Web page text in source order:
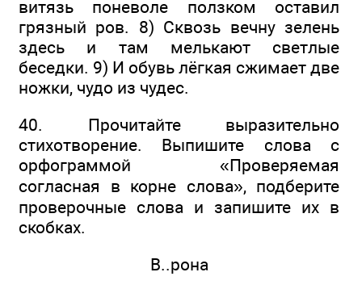
витязь поневоле ползком оставил
грязный ров. 8) Сквозь вечну зелень
здесь и там мелькают светлые
беседки. 9) И обувь лёгкая сжимает две
ножки, чудо из чудес.
40. Прочитайте выразительно
стихотворение. Выпишите слова с
орфограммой «Проверяемая
согласная в корне слова», подберите
проверочные слова и запишите их в
скобках.
В..рона